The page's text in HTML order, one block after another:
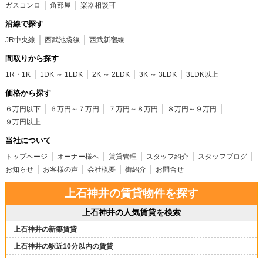
ガスコンロ
角部屋 楽器相談可
沿線で探す
JR中央線 西武池袋線 西武新宿線
間取りから探す
1R・1K 1DK ～ 1LDK 2K ～ 2LDK 3K ～ 3LDK 3LDK以上
価格から探す
６万円以下 ６万円～７万円 ７万円～８万円
８万円～９万円
９万円以上
当社について
トップページ オーナー様へ 賃貸管理 スタッフ紹介
スタッフブログ
お知らせ
お客様の声 会社概要 街紹介 お問合せ
上石神井の賃貸物件を探す
上石神井の人気賃貸を検索
上石神井の新築賃貸
上石神井の駅近10分以内の賃貸